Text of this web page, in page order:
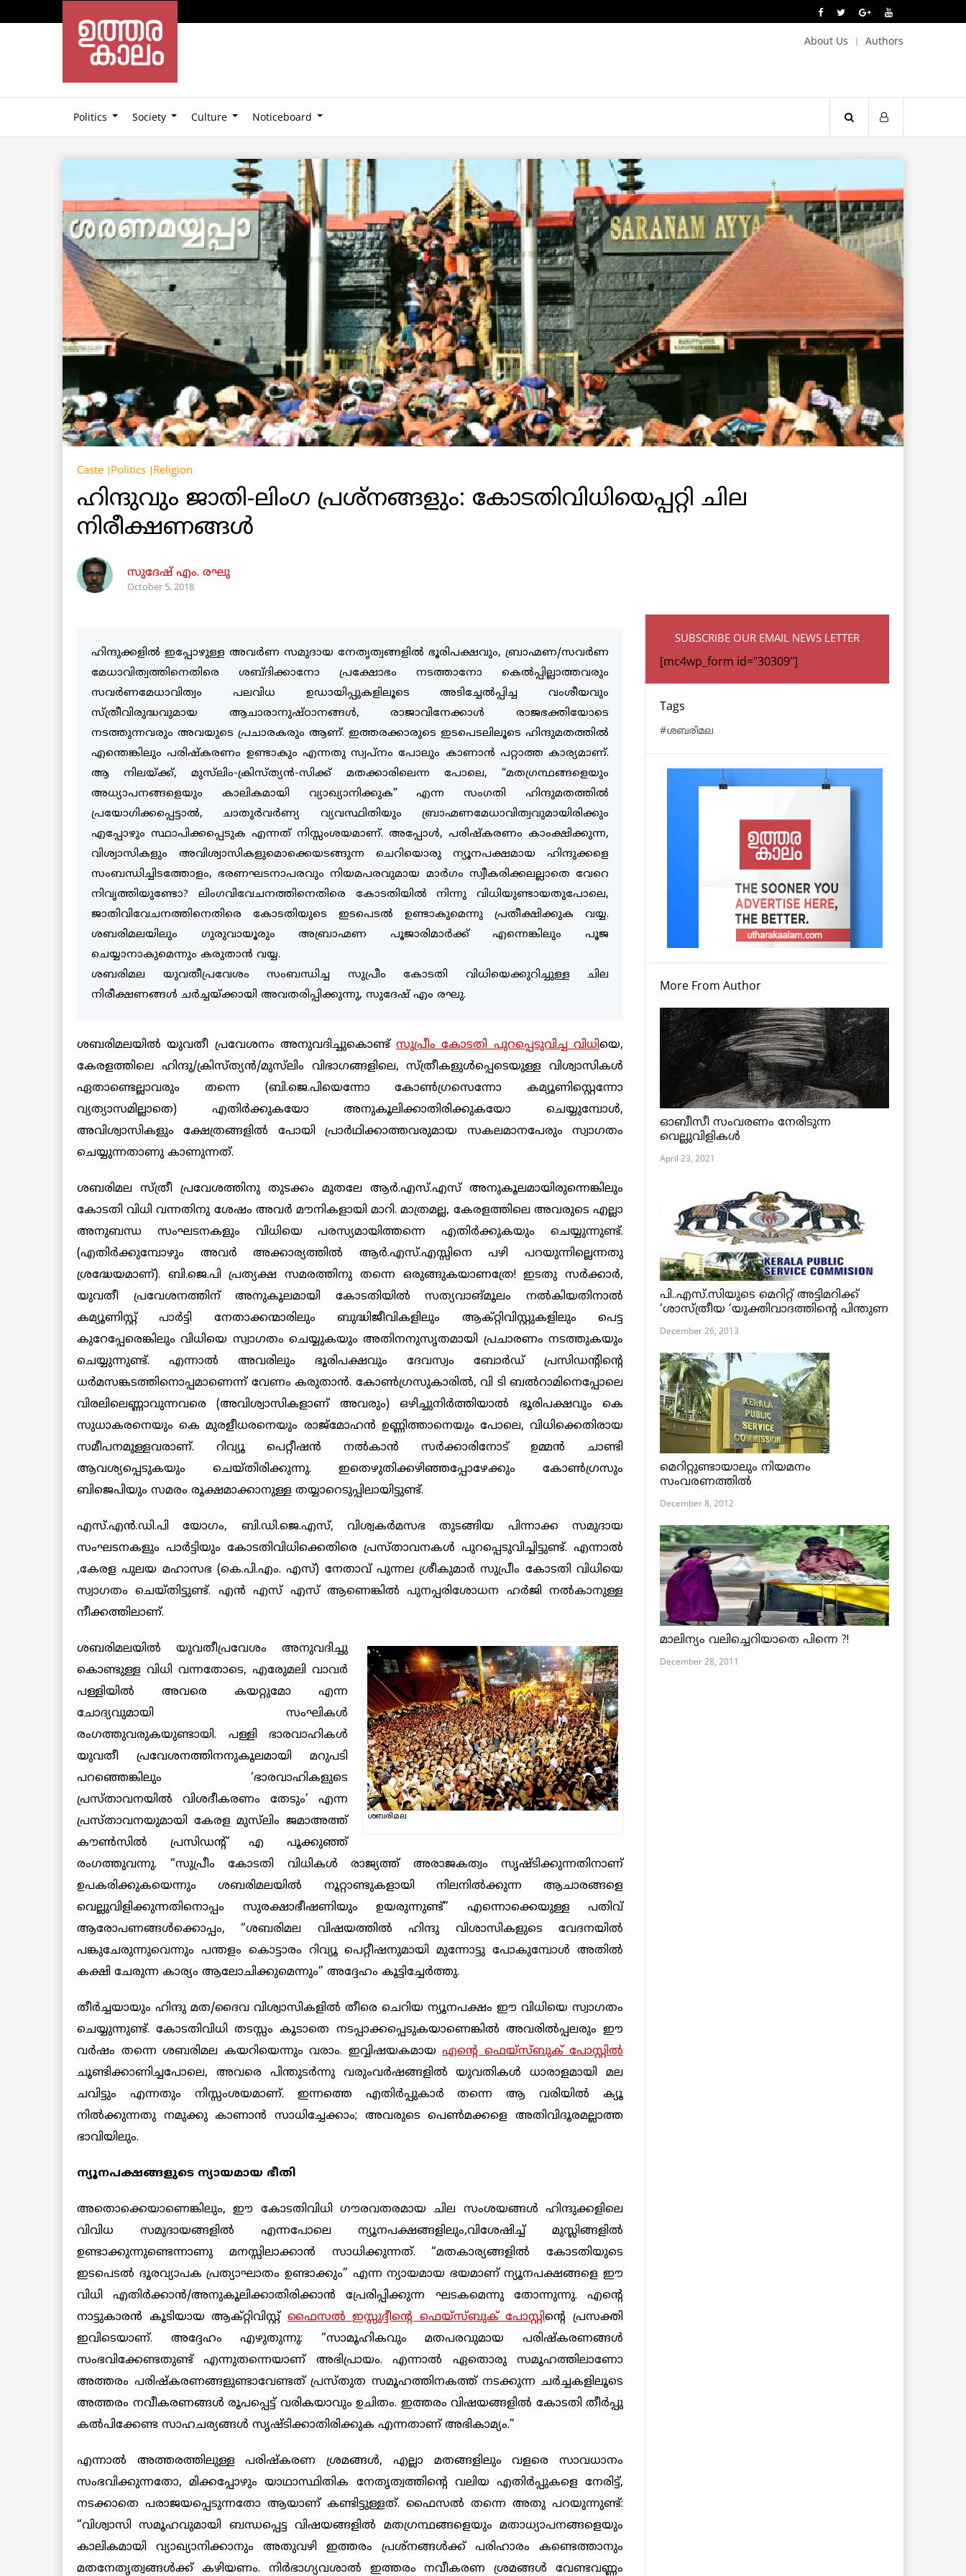
About Us Authors
Politics Society Culture Noticeboard
Caste Politics Religion
ഹിന്ദുവും ജാതി-ലിംഗ പ്രശ്നങ്ങളും: കോടതിവിധിയെപ്പറ്റി ചില
നിരീക്ഷണങ്ങൾ
സുദേഷ് എം. രഘു
October 5, 2018
ഹിന്ദുക്കളിൽ ഇപ്പോഴുള്ള അവര്‍ണ സമുദായ നേതൃത്വങ്ങളിൽ ഭൂരിപക്ഷവും, ബ്രാഹ്മണ/സവര്‍ണ
മേധാവിത്വത്തിനെതിരെ ശബ്ദിക്കാനോ പ്രക്ഷോഭം നടത്താനോ കെല്‍പ്പില്ലാത്തവരും
സവര്‍ണമേധാവിത്വം പലവിധ ഉഡായിപ്പുകളിലൂടെ അടിച്ചേൽപ്പിച്ച വംശീയവും
സ്ത്രീവിരുദ്ധവുമായ ആചാരാനുഷ്ഠാനങ്ങൾ, രാജാവിനേക്കാൾ രാജഭക്തിയോടെ
നടത്തുന്നവരും അവയുടെ പ്രചാരകരും ആണ്. ഇത്തരക്കാരുടെ ഇടപെടലിലൂടെ ഹിന്ദുമതത്തിൽ
എന്തെങ്കിലും പരിഷ്കരണം ഉണ്ടാകും എന്നതു സ്വപ്നം പോലും കാണാൻ പറ്റാത്ത കാര്യമാണ്.
ആ നിലയ്ക്ക്, മുസ്‌ലിം-ക്രിസ്ത്യൻ-സിക്ക് മതക്കാരിലെന്ന പോലെ, “മതഗ്രന്ഥങ്ങളെയും
അധ്യാപനങ്ങളെയും കാലികമായി വ്യാഖ്യാനിക്കുക” എന്ന സംഗതി ഹിന്ദുമതത്തിൽ
പ്രയോഗിക്കപ്പെട്ടാൽ, ചാതുര്‍വര്‍ണ്യ വ്യവസ്ഥിതിയും ബ്രാഹ്മണമേധാവിത്വവുമായിരിക്കും
എപ്പോഴും സ്ഥാപിക്കപ്പെടുക എന്നത് നിസ്സംശയമാണ്. അപ്പോൾ, പരിഷ്കരണം കാംക്ഷിക്കുന്ന,
വിശ്വാസികളും അവിശ്വാസികളുമൊക്കെയടങ്ങുന്ന ചെറിയൊരു ന്യൂനപക്ഷമായ ഹിന്ദുക്കളെ
സംബന്ധിച്ചിടത്തോളം, ഭരണഘടനാപരവും നിയമപരവുമായ മാര്‍ഗം സ്വീകരിക്കലല്ലാതെ വേറെ
നിവൃത്തിയുണ്ടോ? ലിംഗവിവേചനത്തിനെതിരെ കോടതിയിൽ നിന്നു വിധിയുണ്ടായതുപോലെ,
ജാതിവിവേചനത്തിനെതിരെ കോടതിയുടെ ഇടപെടൽ ഉണ്ടാകുമെന്നു പ്രതീക്ഷിക്കുക വയ്യ.
ശബരിമലയിലും ഗുരുവായൂരും അബ്രാഹ്മണ പൂജാരിമാര്‍ക്ക് എന്നെങ്കിലും പൂജ
ചെയ്യാനാകുമെന്നും കരുതാൻ വയ്യ.
ശബരിമല യുവതീപ്രവേശം സംബന്ധിച്ച സുപ്രീം കോടതി വിധിയെക്കുറിച്ചുള്ള ചില
നിരീക്ഷണങ്ങൾ ചര്‍ച്ചയ്ക്കായി അവതരിപ്പിക്കുന്നു, സുദേഷ് എം രഘു.
ശബരിമലയിൽ യുവതീ പ്രവേശനം അനുവദിച്ചുകൊണ്ട്സുപ്രീം കോടതി പുറപ്പെടുവിച്ച വിധിയെ,
കേരളത്തിലെ ഹിന്ദു/ക്രിസ്ത്യൻ/മുസ്‌ലിം വിഭാഗങ്ങളിലെ, സ്ത്രീകളുൾപ്പെടെയുള്ള വിശ്വാസികൾ
ഏതാണ്ടെല്ലാവരും തന്നെ (ബി.ജെ.പിയെന്നോ കോൺഗ്രസെന്നോ കമ്യൂണിസ്റ്റെന്നോ
വ്യത്യാസമില്ലാതെ) എതിര്‍ക്കുകയോ അനുകൂലിക്കാതിരിക്കുകയോ ചെയ്യുമ്പോൾ,
അവിശ്വാസികളും ക്ഷേത്രങ്ങളിൽ പോയി പ്രാര്‍ഥിക്കാത്തവരുമായ സകലമാനപേരും സ്വാഗതം
ചെയ്യുന്നതാണു കാണുന്നത്.
ശബരിമല സ്ത്രീ പ്രവേശത്തിനു തുടക്കം മുതലേ ആര്‍.എസ്.എസ് അനുകൂലമായിരുന്നെങ്കിലും
കോടതി വിധി വന്നതിനു ശേഷം അവര്‍ മൗനികളായി മാറി. മാത്രമല്ല, കേരളത്തിലെ അവരുടെ എല്ലാ
അനുബന്ധ സംഘടനകളും വിധിയെ പരസ്യമായിത്തന്നെ എതിര്‍ക്കുകയും ചെയ്യുന്നുണ്ട്.
(എതിര്‍ക്കുമ്പോഴും അവര്‍ അക്കാര്യത്തിൽ ആര്‍.എസ്.എസ്സിനെ പഴി പറയുന്നില്ലെന്നതു
ശ്രദ്ധേയമാണ്). ബി.ജെ.പി പ്രത്യക്ഷ സമരത്തിനു തന്നെ ഒരുങ്ങുകയാണത്രേ! ഇടതു സര്‍ക്കാര്‍,
യുവതീ പ്രവേശനത്തിന് അനുകൂലമായി കോടതിയിൽ സത്യവാങ്മൂലം നൽകിയതിനാൽ
കമ്യൂണിസ്റ്റ് പാര്‍ട്ടി നേതാക്കന്മാരിലും ബുദ്ധിജീവികളിലും ആക്റ്റിവിസ്റ്റുകളിലും പെട്ട
കുറേപ്പേരെങ്കിലും വിധിയെ സ്വാഗതം ചെയ്യുകയും അതിനനുസൃതമായി പ്രചാരണം നടത്തുകയും
ചെയ്യുന്നുണ്ട്. എന്നാൽ അവരിലും ഭൂരിപക്ഷവും ദേവസ്വം ബോര്‍ഡ് പ്രസിഡന്റിന്റെ
ധര്‍മസങ്കടത്തിനൊപ്പമാണെന്ന് വേണം കരുതാൻ. കോൺഗ്രസുകാരിൽ, വി ടി ബൽറാമിനെപ്പോലെ
വിരലിലെണ്ണാവുന്നവരെ (അവിശ്വാസികളാണ് അവരും) ഒഴിച്ചുനിര്‍ത്തിയാൽ ഭൂരിപക്ഷവും കെ
സുധാകരനെയും കെ മുരളീധരനെയും രാജ്മോഹൻ ഉണ്ണിത്താനെയും പോലെ, വിധിക്കെതിരായ
സമീപനമുള്ളവരാണ്. റിവ്യൂ പെറ്റീഷൻ നൽകാൻ സര്‍ക്കാരിനോട് ഉമ്മൻ ചാണ്ടി
ആവശ്യപ്പെടുകയും ചെയ്തിരിക്കുന്നു. ഇതെഴുതിക്കഴിഞ്ഞപ്പോഴേക്കും കോൺഗ്രസും
ബിജെപിയും സമരം രൂക്ഷമാക്കാനുള്ള തയ്യാറെടുപ്പിലായിട്ടുണ്ട്.
എസ്.എൻ.ഡി.പി യോഗം, ബി.ഡി.ജെ.എസ്, വിശ്വകര്‍മസഭ തുടങ്ങിയ പിന്നാക്ക സമുദായ
സംഘടനകളും പാര്‍ട്ടിയും കോടതിവിധിക്കെതിരെ പ്രസ്താവനകൾ പുറപ്പെടുവിച്ചിട്ടുണ്ട്. എന്നാൽ
,കേരള പുലയ മഹാസഭ (കെ.പി.എം. എസ്) നേതാവ് പുന്നല ശ്രീകുമാര്‍ സുപ്രീം കോടതി വിധിയെ
സ്വാഗതം ചെയ്തിട്ടുണ്ട്. എൻ എസ് എസ് ആണെങ്കിൽ പുനപ്പരിശോധന ഹര്‍ജി നൽകാനുള്ള
നീക്കത്തിലാണ്.
ശബരിമല
ശബരിമലയിൽ യുവതീപ്രവേശം അനുവദിച്ചു
കൊണ്ടുള്ള വിധി വന്നതോടെ, എരുേമലി വാവർ
പള്ളിയിൽ അവരെ കയറ്റുമോ എന്ന
ചോദ്യവുമായി സംഘികൾ
രംഗത്തുവരുകയുണ്ടായി. പള്ളി ഭാരവാഹികൾ
യുവതീ പ്രവേശനത്തിനനുകൂലമായി മറുപടി
പറഞ്ഞെങ്കിലും ‘ഭാരവാഹികളുടെ
പ്രസ്താവനയിൽ വിശദീകരണം തേടും’ എന്ന
പ്രസ്താവനയുമായി കേരള മുസ്‌ലിം ജമാഅത്ത്
കൗൺസിൽ പ്രസിഡന്റ് എ പൂക്കുഞ്ഞ്
രംഗത്തുവന്നു. “സുപ്രീം കോടതി വിധികൾ രാജ്യത്ത് അരാജകത്വം സൃഷ്ടിക്കുന്നതിനാണ്
ഉപകരിക്കുകയെന്നും ശബരിമലയിൽ നൂറ്റാണ്ടുകളായി നിലനിൽക്കുന്ന ആചാരങ്ങളെ
വെല്ലുവിളിക്കുന്നതിനൊപ്പം സുരക്ഷാഭീഷണിയും ഉയരുന്നുണ്ട്” എന്നൊക്കെയുള്ള പതിവ്
ആരോപണങ്ങൾക്കൊപ്പം, “ശബരിമല വിഷയത്തിൽ ഹിന്ദു വിശാസികളുടെ വേദനയിൽ
പങ്കുചേരുന്നുവെന്നും പന്തളം കൊട്ടാരം റിവ്യൂ പെറ്റീഷനുമായി മുന്നോട്ടു പോകുമ്പോൾ അതിൽ
കക്ഷി ചേരുന്ന കാര്യം ആലോചിക്കുമെന്നും” അദ്ദേഹം കൂട്ടിച്ചേര്‍ത്തു.
തീര്‍ച്ചയായും ഹിന്ദു മത/ദൈവ വിശ്വാസികളിൽ തീരെ ചെറിയ ന്യൂനപക്ഷം ഈ വിധിയെ സ്വാഗതം
ചെയ്യുന്നുണ്ട്. കോടതിവിധി തടസ്സം കൂടാതെ നടപ്പാക്കപ്പെടുകയാണെങ്കിൽ അവരിൽപ്പലരും ഈ
വര്‍ഷം തന്നെ ശബരിമല കയറിയെന്നും വരാം. ഇവ്വിഷയകമായ എന്റെ ഫെയ്സ്ബുക് പോസ്റ്റിൽ
ചൂണ്ടിക്കാണിച്ചപോലെ, അവരെ പിന്തുടര്‍ന്നു വരുംവര്‍ഷങ്ങളിൽ യുവതികൾ ധാരാളമായി മല
ചവിട്ടും എന്നതും നിസ്സംശയമാണ്. ഇന്നത്തെ എതിര്‍പ്പുകാര്‍ തന്നെ ആ വരിയിൽ ക്യൂ
നിൽക്കുന്നതു നമുക്കു കാണാൻ സാധിച്ചേക്കാം; അവരുടെ പെൺമക്കളെ അതിവിദൂരമല്ലാത്ത
ഭാവിയിലും.
ന്യൂനപക്ഷങ്ങളുടെ ന്യായമായ ഭീതി
അതൊക്കെയാണെങ്കിലും, ഈ കോടതിവിധി ഗൗരവതരമായ ചില സംശയങ്ങൾ ഹിന്ദുക്കളിലെ
വിവിധ സമുദായങ്ങളിൽ എന്നപോലെ ന്യൂനപക്ഷങ്ങളിലും,വിശേഷിച്ച് മുസ്ലിങ്ങളിൽ
ഉണ്ടാക്കുന്നുണ്ടെന്നാണു മനസ്സിലാക്കാൻ സാധിക്കുന്നത്. “മതകാര്യങ്ങളിൽ കോടതിയുടെ
ഇടപെടൽ ദൂരവ്യാപക പ്രത്യാഘാതം ഉണ്ടാക്കും” എന്ന ന്യായമായ ഭയമാണ് ന്യൂനപക്ഷങ്ങളെ ഈ
വിധി എതിര്‍ക്കാൻ/അനുകൂലിക്കാതിരിക്കാൻ പ്രേരിപ്പിക്കുന്ന ഘടകമെന്നു തോന്നുന്നു. എന്റെ
നാട്ടുകാരൻ കൂടിയായ ആക്റ്റിവിസ്റ്റ് ഫൈസൽ ഇസ്സുദ്ദീന്റെ ഫെയ്സ്ബുക് പോസ്റ്റിന്റെ പ്രസക്തി
ഇവിടെയാണ്. അദ്ദേഹം എഴുതുന്നു: “സാമൂഹികവും മതപരവുമായ പരിഷ്കരണങ്ങൾ
സംഭവിക്കേണ്ടതുണ്ട് എന്നുതന്നെയാണ് അഭിപ്രായം. എന്നാൽ ഏതൊരു സമൂഹത്തിലാണോ
അത്തരം പരിഷ്കരണങ്ങളുണ്ടാവേണ്ടത് പ്രസ്തുത സമൂഹത്തിനകത്ത് നടക്കുന്ന ചർച്ചകളിലൂടെ
അത്തരം നവീകരണങ്ങൾ രൂപപ്പെട്ട് വരികയാവും ഉചിതം. ഇത്തരം വിഷയങ്ങളില്‍ കോടതി തീര്‍പ്പു
കല്‍പിക്കേണ്ട സാഹചര്യങ്ങള്‍ സൃഷ്ടിക്കാതിരിക്കുക എന്നതാണ് അഭികാമ്യം.”
എന്നാൽ അത്തരത്തിലുള്ള പരിഷ്കരണ ശ്രമങ്ങൾ, എല്ലാ മതങ്ങളിലും വളരെ സാവധാനം
സംഭവിക്കുന്നതോ, മിക്കപ്പോഴും യാഥാസ്ഥിതിക നേതൃത്വത്തിന്റെ വലിയ എതിര്‍പ്പുകളെ നേരിട്ട്,
നടക്കാതെ പരാജയപ്പെടുന്നതോ ആയാണ് കണ്ടിട്ടുള്ളത്. ഫൈസൽ തന്നെ അതു പറയുന്നുണ്ട്:
“വിശ്വാസി സമൂഹവുമായി ബന്ധപ്പെട്ട വിഷയങ്ങളിൽ മതഗ്രന്ഥങ്ങളെയും മതാധ്യാപനങ്ങളെയും
കാലികമായി വ്യാഖ്യാനിക്കാനും അതുവഴി ഇത്തരം പ്രശ്നങ്ങള്‍ക്ക് പരിഹാരം കണ്ടെത്താനും
മതനേതൃത്വങ്ങൾക്ക് കഴിയണം. നിർഭാഗ്യവശാൽ ഇത്തരം നവീകരണ ശ്രമങ്ങൾ വേണ്ടവണ്ണം
SUBSCRIBE OUR EMAIL NEWS LETTER
[mc4wp_form id="30309"]
Tags
ശബരിമല
More From Author
ഓബീസീ സംവരണം നേരിടുന്ന
വെല്ലുവിളികൾ
April 23, 2021
പി..എസ്.സിയുടെ മെറിറ്റ് അട്ടിമറിക്ക്
‘ശാസ്ത്രീയ ‘യുക്തിവാദത്തിന്റെ പിന്തുണ
December 26, 2013
മെറിറ്റുണ്ടായാലും നിയമനം
സംവരണത്തില്‍
December 8, 2012
മാലിന്യം വലിച്ചെറിയാതെ പിന്നെ ?!
December 28, 2011